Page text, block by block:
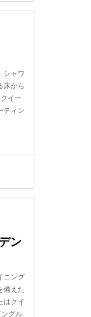
シャワ
床から
イー
ティン
ン
ニング
備えた
はクイ
グル